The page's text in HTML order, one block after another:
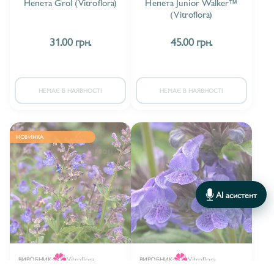
ДОРОНИКУМ/DORONICUM 2
ЕНОТЕРА/OENOTHERA
ЕРІНГІУМ/ERYNGIUM
ЕУПАТОРІУМ/EUPATORIUM 7
ЕУФОРБІЯ/EUPHORBIA 26
ЕХІНОПС/ECHINOPS 2
КАЛАМАГРОСТІС/CALAMAGROSTIS 6
31.00 грн.
НЕМАЄ В НАЯВНОСТІ
(Vitroflora)
45.00 грн.
НЕМАЄ В НАЯВНОСТІ
НОВИНКА
ВИРОБНИК: Vitroflora ВИРОБНИК: Vitroflora
AI асистент